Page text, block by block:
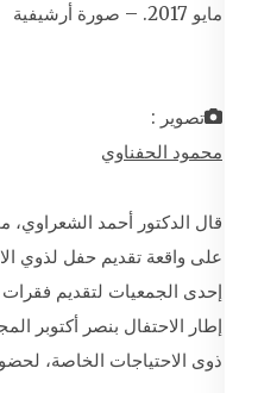
مايو 2017. – صورة أرشيفية
تصوير :
محمود الحفناوي
قال الدكتور أحمد الشعراوي،
على واقعة تقديم حفل لذوي
إحدى الجمعيات لتقديم
إطار الاحتفال بنصر أكتوبر
ذوى الاحتياجات الخاصة،